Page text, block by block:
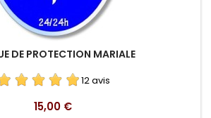
DE PROTECTION MARIALE
12 avis
Prix
15,00 €